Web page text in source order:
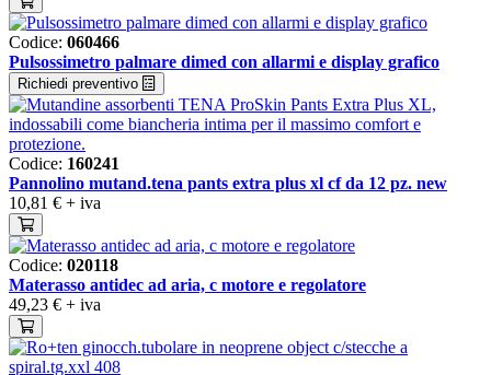
Codice: 060466
Pulsossimetro palmare dimed con allarmi e display grafico
Richiedi preventivo
Codice: 160241
Pannolino mutand.tena pants extra plus xl cf da 12 pz. new
10,81 € + iva
Codice: 020118
Materasso antidec ad aria, c motore e regolatore
49,23 € + iva